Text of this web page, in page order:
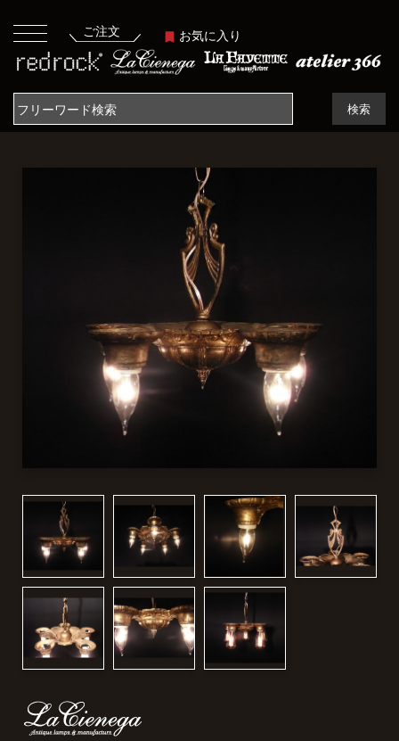
ご注文 お気に入り
検索